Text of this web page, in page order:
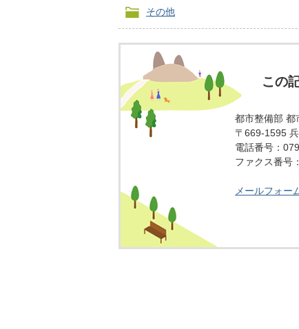
その他
この
都市整備部 都
〒669-1595
電話番号：
ファクス番号
メールフォー